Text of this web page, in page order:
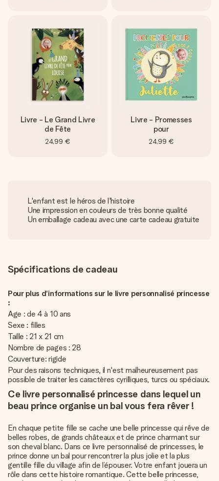
Livre - Le Grand Livre
de Fête
24,99 €
Livre - Promesses
pour
24,99 €
L'enfant est le héros de l'histoire
Une impression en couleurs de très bonne qualité
Un emballage cadeau avec une carte cadeau gratuite
Spécifications de cadeau
Pour plus d’informations sur le livre personnalisé princesse
:
Age : de 4 à 10 ans
Sexe : filles
Taille : 21 x 21 cm
Nombre de pages : 28
Couverture: rigide
Pour des raisons techniques, il n'est malheureusement pas
possible de traiter les caractères cyrilliques, turcs ou spéciaux.
Ce livre personnalisé princesse dans lequel un
beau prince organise un bal vous fera rêver !
En chaque petite fille se cache une belle princesse qui rêve de
belles robes, de grands châteaux et de prince charmant sur
son cheval blanc. Dans ce livre personnalisé de princesses, le
prince donne un bal pour rencontrer la plus jolie et la plus
gentille fille du village afin de l’épouser. Votre enfant jouera un
rôle dans cette histoire romantique. Cette belle princesse,